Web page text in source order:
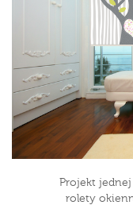
Projekt jednej
rolety